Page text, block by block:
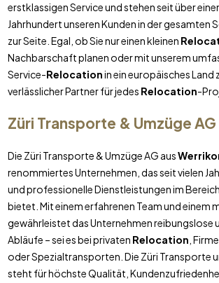
erstklassigen Service und stehen seit über
Jahrhundert unseren Kunden in der gesamten
zur Seite. Egal, ob Sie nur einen kleinen
Nachbarschaft planen oder mit unserem
Service-Relocationin ein europäisches Land
verlässlicher Partner für jedes Relocation-
Züri Transporte & Umzüge AG
Die Züri Transporte & Umzüge AG aus
renommiertes Unternehmen, das seit vielen
und professionelle Dienstleistungen im Bereich
bietet. Mit einem erfahrenen Team und einem
gewährleistet das Unternehmen reibungslose
Abläufe – sei es bei privaten Relocation ,
oder Spezialtransporten. Die Züri Transporte
steht für höchste Qualität,